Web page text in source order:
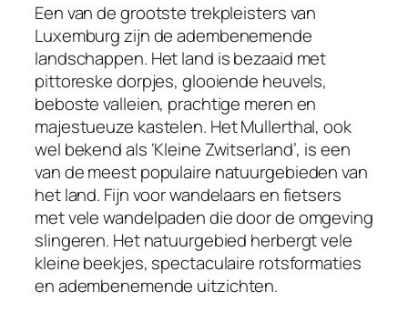
Een van de grootste trekpleisters van
Luxemburg zijn de adembenemende
landschappen. Het land is bezaaid met
pittoreske dorpjes, glooiende heuvels,
beboste valleien, prachtige meren en
majestueuze kastelen. Het Mullerthal, ook
wel bekend als ‘Kleine Zwitserland’, is een
van de meest populaire natuurgebieden van
het land. Fijn voor wandelaars en fietsers
met vele wandelpaden die door de omgeving
slingeren. Het natuurgebied herbergt vele
kleine beekjes, spectaculaire rotsformaties
en adembenemende uitzichten.